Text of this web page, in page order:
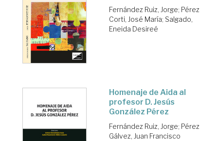
Fernández Ruiz, Jorge; Pérez
Corti, José María; Salgado,
Eneida Desireé
Homenaje de Aida al
profesor D. Jesús
González Pérez
Fernández Ruiz, Jorge; Pérez
Gálvez, Juan Francisco